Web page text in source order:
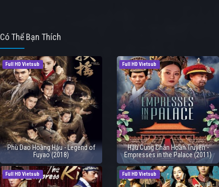
Có Thể Bạn Thích
Full HD Vietsub
Phù Dao Hoàng Hậu - Legend of
Fuyao (2018)
Full HD Vietsub
Hậu Cung Chân Hoàn Truyện -
Empresses in the Palace (2011)
Full HD Vietsub Full HD Vietsub